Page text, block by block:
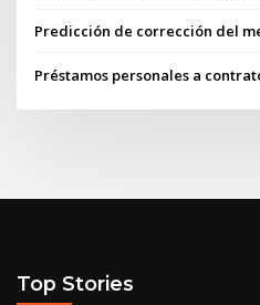
Predicción de corrección del
Préstamos personales a
Top Stories